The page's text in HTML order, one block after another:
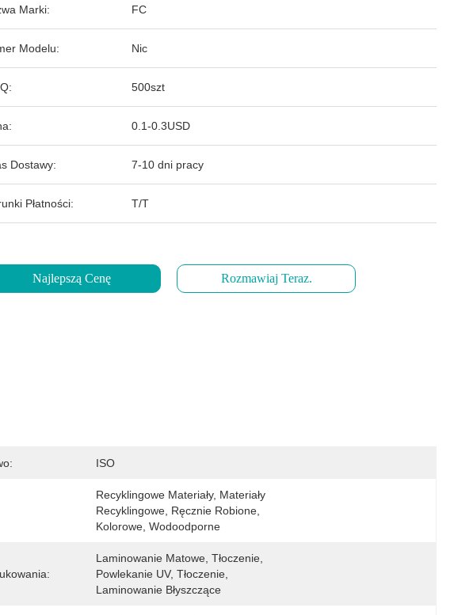
Marki: FC
Modelu: Nic
500szt
0.1-0.3USD
Dostawy: 7-10 dni pracy
Płatności: T/T
Najlepszą Cenę Rozmawiaj Teraz.
ISO
Recyklingowe Materiały, Materiały
Recyklingowe, Ręcznie Robione,
Kolorowe, Wodoodporne
Laminowanie Matowe, Tłoczenie,
Powlekanie UV, Tłoczenie,
Laminowanie Błyszczące